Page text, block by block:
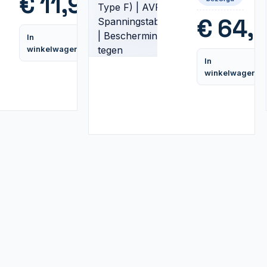
In
winkelwagen
Vergelijk
Type F) |
Bescherming
tegen
Stroomstoringen
€ 64,95
In
winkelwagen